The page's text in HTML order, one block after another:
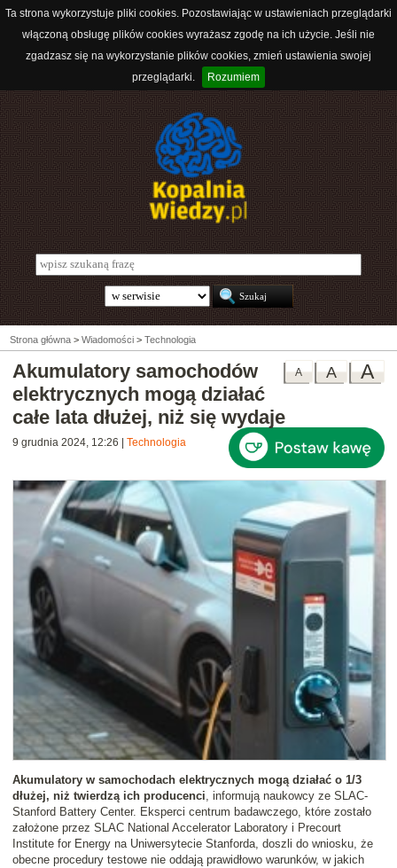
Ta strona wykorzystuje pliki cookies. Pozostawiając w ustawieniach przeglądarki
włączoną obsługę plików cookies wyrażasz zgodę na ich użycie. Jeśli nie
zgadzasz się na wykorzystanie plików cookies, zmień ustawienia swojej
przeglądarki.
Rozumiem
Strona główna > Wiadomości > Technologia
A
A
A
Akumulatory samochodów
elektrycznych mogą działać
całe lata dłużej, niż się wydaje
9 grudnia 2024, 12:26 Technologia
Akumulatory w samochodach elektrycznych mogą działać o 1/3
dłużej, niż twierdzą ich producenci, informują naukowcy ze SLAC-
Stanford Battery Center. Eksperci centrum badawczego, które zostało
założone przez SLAC National Accelerator Laboratory i Precourt
Institute for Energy na Uniwersytecie Stanforda, doszli do wniosku, że
obecne procedury testowe nie oddają prawidłowo warunków, w jakich